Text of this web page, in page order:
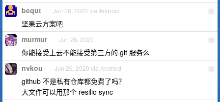
1
bequt Jun 26, 2020 via Android
坚果云方案吧
2
murmur Jun 26, 2020
你能接受上云不能接受第三方的 git 服务么
3
nvkou Jun 26, 2020 via Android
github 不是私有仓库都免费了吗？
大文件可以用那个 resilio sync